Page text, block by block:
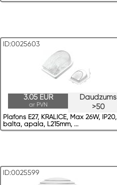
ID:0025603
Daudzums
>50
3.05 EUR
ar PVN
Plafons E27, KRALICE, Max 26W, IP20,
balta, apaļa, L215mm, ...
ID:0025599